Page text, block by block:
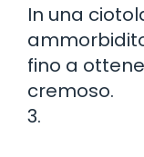
In una
fino a
cremoso.
3.